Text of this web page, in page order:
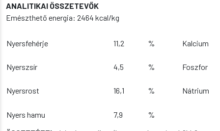
ANALITIKAI ÖSSZETEVŐK
Emészthető energia: 2464 kcal/kg
Nyersfehérje 11,2 % Kalcium
Nyerszsír 4,5 % Foszfor
Nyersrost 16,1 % Nátrium
Nyers hamu 7,9
%